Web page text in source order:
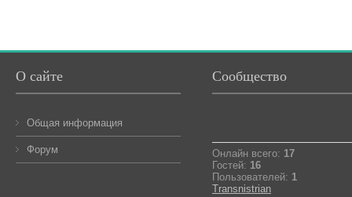
О сайте
Общая информация
Форум
Сообщество
Онлайн всего: 17
Гостей: 16
Пользователей: 1
Transnistrian